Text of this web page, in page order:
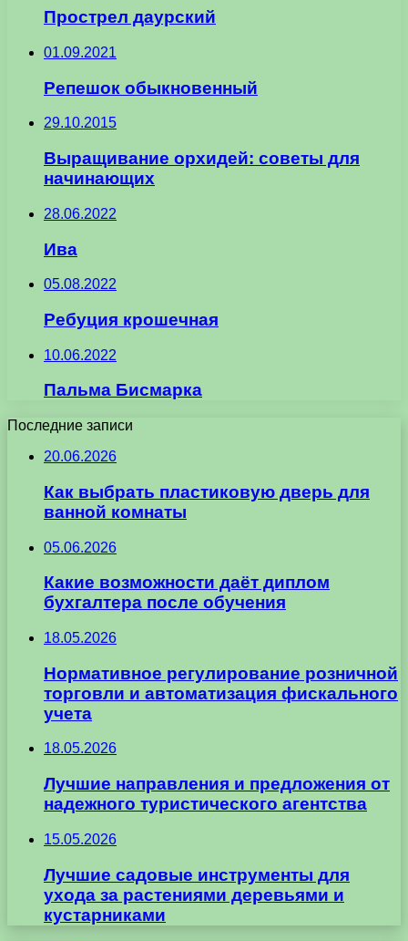
Прострел даурский
01.09.2021
Репешок обыкновенный
29.10.2015
Выращивание орхидей: советы для
начинающих
28.06.2022
Ива
05.08.2022
Ребуция крошечная
10.06.2022
Пальма Бисмарка
Последние записи
20.06.2026
Как выбрать пластиковую дверь для
ванной комнаты
05.06.2026
Какие возможности даёт диплом
бухгалтера после обучения
18.05.2026
Нормативное регулирование розничной
торговли и автоматизация фискального
учета
18.05.2026
Лучшие направления и предложения от
надежного туристического агентства
15.05.2026
Лучшие садовые инструменты для
ухода за растениями деревьями и
кустарниками